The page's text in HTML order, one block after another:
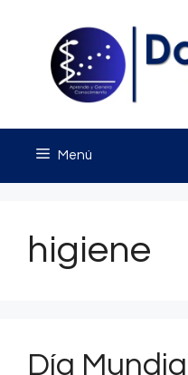
contenido
Menú
higiene
Día